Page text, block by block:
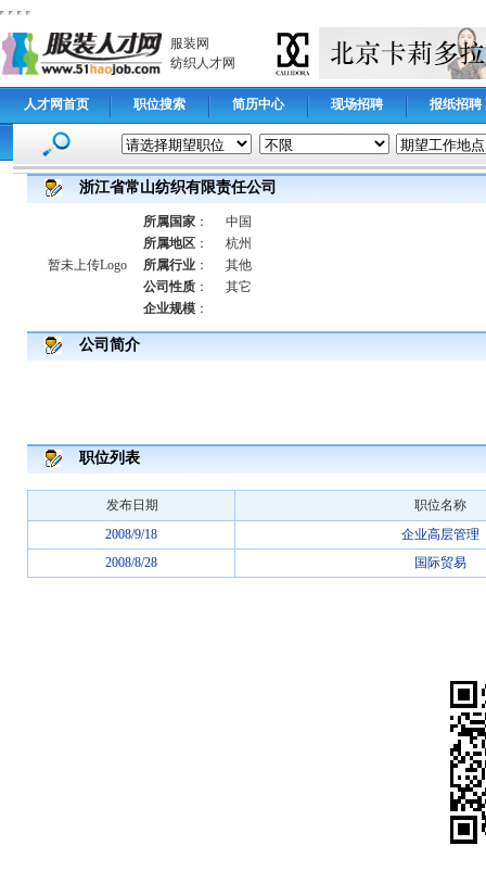
服装网
纺织人才网
人才网首页 职位搜索 简历中心 现场招聘 报纸招聘
浙江省常山纺织有限责任公司
暂未上传Logo
所属国家 ：
中国
所属地区 ：
杭州
所属行业 ：
其他
公司性质 ：
其它
企业规模 ：
公司简介
职位列表
发布日期
职位名称
2008/9/18
企业高层管理
2008/8/28
国际贸易